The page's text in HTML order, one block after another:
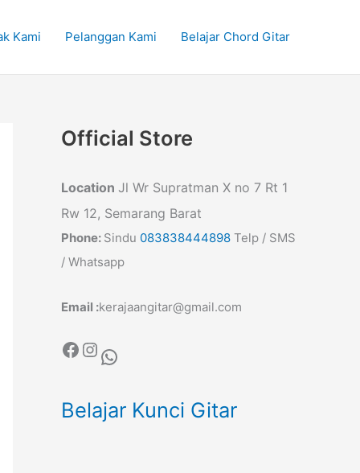
Kami Pelanggan Kami Belajar Chord Gitar
Official Store
Location Jl Wr Supratman X no 7 Rt 1
Rw 12, Semarang Barat
Phone: Sindu 083838444898 Telp / SMS
/ Whatsapp
Email :kerajaangitar@gmail.com
Facebook Instagram WhatsApp
Belajar Kunci Gitar